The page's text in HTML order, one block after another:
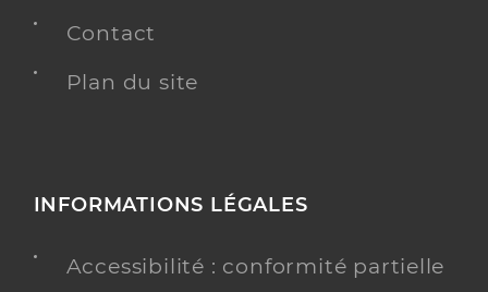
Contact
Plan du site
INFORMATIONS LÉGALES
Accessibilité : conformité partielle